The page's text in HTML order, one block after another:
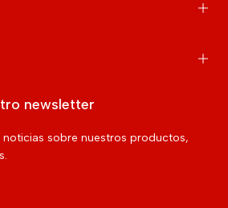
newsletter
sobre nuestros productos,